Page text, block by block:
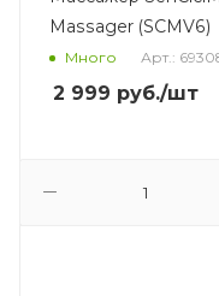
Massager (SCMV6)
Много Арт.:
2 999 руб./шт